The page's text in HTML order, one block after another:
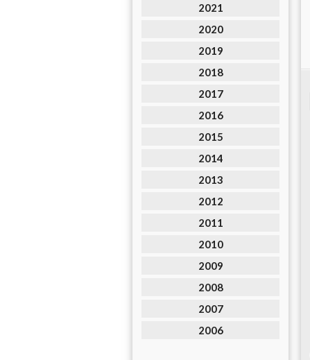
2021
2020
2019
2018
2017
2016
2015
2014
2013
2012
2011
2010
2009
2008
2007
2006